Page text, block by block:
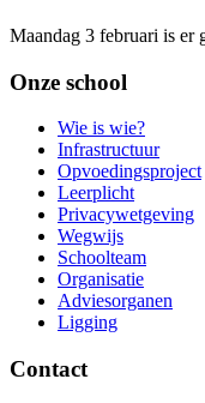
Maandag 3 februari is er
Onze school
Wie is wie?
Infrastructuur
Opvoedingsproject
Leerplicht
Privacywetgeving
Wegwijs
Schoolteam
Organisatie
Adviesorganen
Ligging
Contact